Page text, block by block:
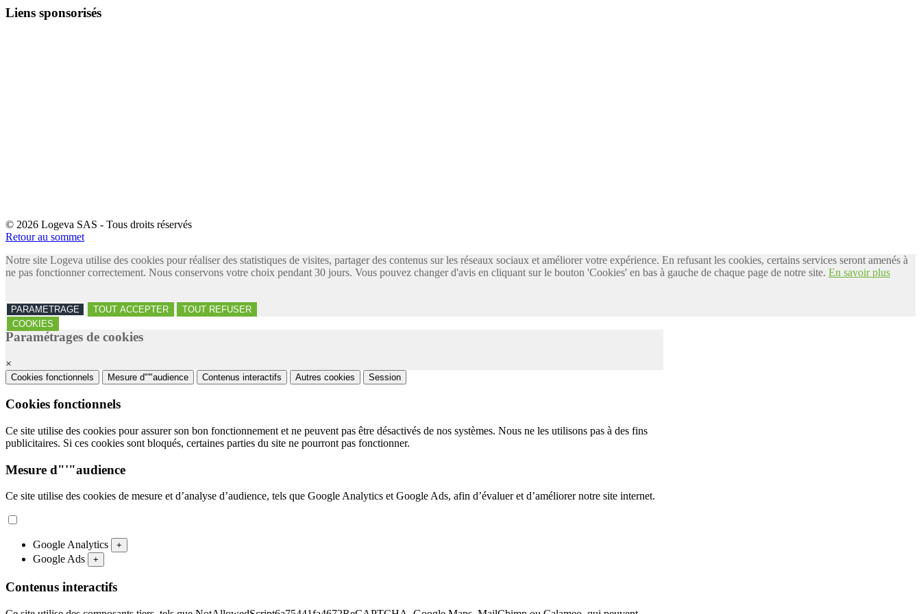
Liens sponsorisés
© 2026 Logeva SAS - Tous droits réservés
Retour au sommet
Notre site Logeva utilise des cookies pour réaliser des statistiques de visites, partager des contenus sur les réseaux sociaux et améliorer votre expérience. En refusant les cookies, certains services seront amenés à
ne pas fonctionner correctement. Nous conservons votre choix pendant 30 jours. Vous pouvez changer d'avis en cliquant sur le bouton 'Cookies' en bas à gauche de chaque page de notre site. En savoir plus
PARAMETRAGE TOUT ACCEPTER
TOUT REFUSER
COOKIES
Paramétrages de cookies
×
Cookies fonctionnels Mesure d"'"audience Contenus interactifs Autres cookies Session
Cookies fonctionnels
Ce site utilise des cookies pour assurer son bon fonctionnement et ne peuvent pas être désactivés de nos systèmes. Nous ne les utilisons pas à des fins
publicitaires. Si ces cookies sont bloqués, certaines parties du site ne pourront pas fonctionner.
Mesure d"'"audience
Ce site utilise des cookies de mesure et d’analyse d’audience, tels que Google Analytics et Google Ads, afin d’évaluer et d’améliorer notre site internet.
Google Analytics +
Google Ads +
Contenus interactifs